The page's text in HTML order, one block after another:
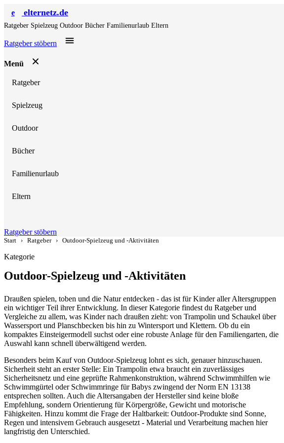
e elternetz.de
Ratgeber Spielzeug Outdoor Bücher Familienurlaub Eltern
Ratgeber stöbern
Menü
Ratgeber
Spielzeug
Outdoor
Bücher
Familienurlaub
Eltern
Ratgeber stöbern
Start › Ratgeber › Outdoor-Spielzeug und -Aktivitäten
Kategorie
Outdoor-Spielzeug und -Aktivitäten
Draußen spielen, toben und die Natur entdecken - das ist für Kinder aller Altersgruppen
ein wichtiger Teil ihrer Entwicklung. In dieser Kategorie findest du Ratgeber und
Vergleiche zu allem, was Kinder nach draußen zieht: von Trampolin und Schaukel über
Wassersport und Planschbecken bis hin zu Wintersport und Klettern. Ob du ein
kompaktes Einsteigermodell suchst oder eine robuste Anlage für den Familiengarten, die
Auswahl kann schnell überwältigend werden.
Besonders beim Kauf von Outdoor-Spielzeug lohnt es sich, genauer hinzuschauen.
Sicherheit steht an erster Stelle: Ein Trampolin etwa braucht ein zuverlässiges
Sicherheitsnetz und eine geprüfte Rahmenkonstruktion, während Schwimmhilfen wie
Schwimmgürtel oder Schwimmringe für Babys zwingend der Norm EN 13138
entsprechen sollten. Auch die Altersangaben der Hersteller sind keine bloße
Empfehlung, sondern Orientierung für Körpergröße, Gewicht und motorische
Fähigkeiten. Hinzu kommt die Frage der Haltbarkeit: Outdoor-Produkte sind Sonne,
Regen und intensivem Gebrauch ausgesetzt - Material und Verarbeitung machen hier
langfristig den Unterschied.